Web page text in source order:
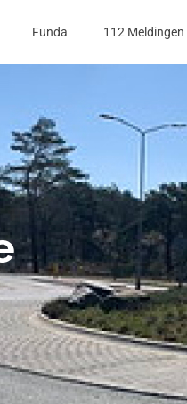
Funda 112 Meldingen